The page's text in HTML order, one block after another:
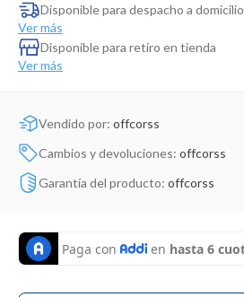
Disponible para despacho a domicilio
Ver más
Disponible para retiro en tienda
Ver más
Vendido por: offcorss
Cambios y devoluciones: offcorss
Garantía del producto: offcorss